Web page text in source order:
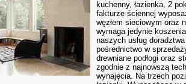
kuchenny, łazienka, 2
fakturze ściennej
węzłem sieciowym oraz
wymaga jedynie
naszych usług
pośrednictwo w
drewniane podłogi oraz
zgodnie z najnowszą
wynajęcia. Na trzech